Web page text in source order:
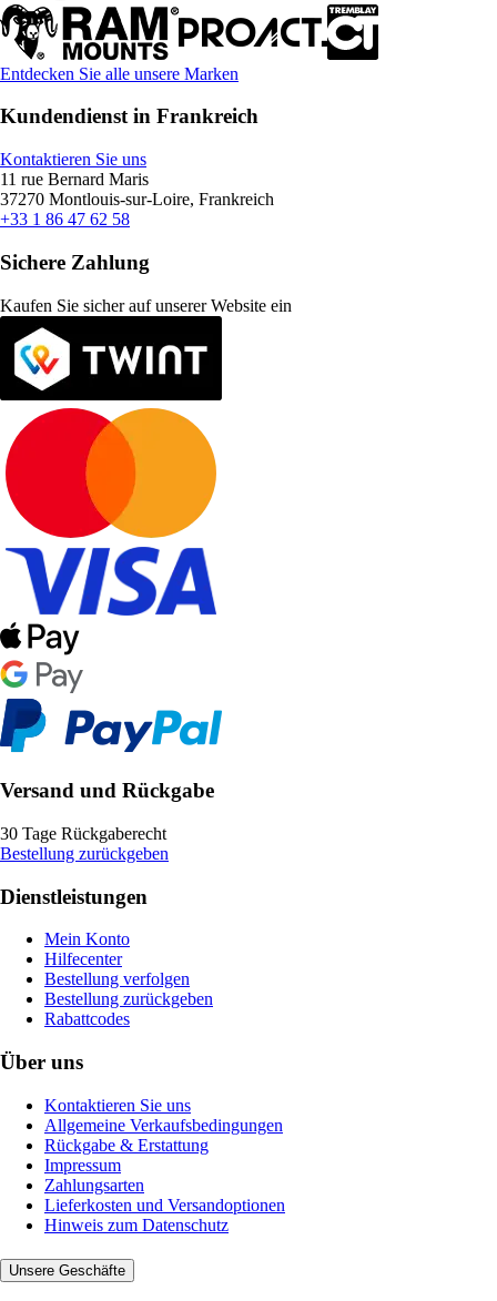
Entdecken Sie alle unsere Marken
Kundendienst in Frankreich
Kontaktieren Sie uns
11 rue Bernard Maris
37270 Montlouis-sur-Loire, Frankreich
+33 1 86 47 62 58
Sichere Zahlung
Kaufen Sie sicher auf unserer Website ein
Versand und Rückgabe
30 Tage Rückgaberecht
Bestellung zurückgeben
Dienstleistungen
Mein Konto
Hilfecenter
Bestellung verfolgen
Bestellung zurückgeben
Rabattcodes
Über uns
Kontaktieren Sie uns
Allgemeine Verkaufsbedingungen
Rückgabe & Erstattung
Impressum
Zahlungsarten
Lieferkosten und Versandoptionen
Hinweis zum Datenschutz
Unsere Geschäfte